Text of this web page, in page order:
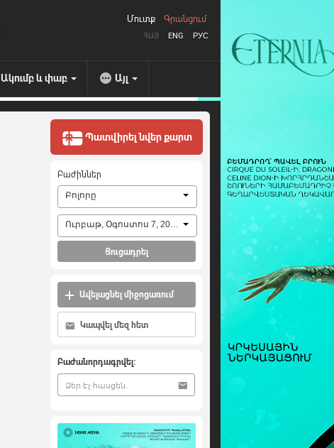
ՀԱՅ ENG РУС
Մուտք Գրանցում
Ակումբ և փաբ Այլ
Պատվիրել նվեր քարտ
Բաժիններ
Բոլորը
Ուրբաթ, Օգոստոս 7, 2026
Ցուցադրել
Ավելացնել միջոցառում
Կապվել մեզ հետ
Բաժանորդագրվել: